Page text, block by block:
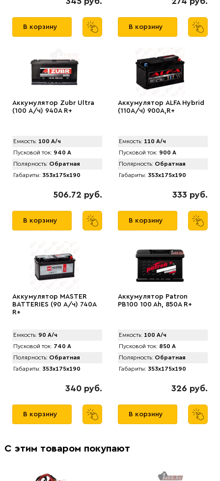
В корзину В корзину
Аккумулятор Zubr Ultra
(100 А/ч) 940А R+
Емкость: 100 А/ч
Пусковой ток: 940 А
Полярность: Обратная
Габариты: 353x175x190
506.72 руб.
В корзину
Аккумулятор ALFA Hybrid
(110А/ч) 900A,R+
Емкость: 110 А/ч
Пусковой ток: 900 А
Полярность: Обратная
Габариты: 353x175x190
333 руб.
В корзину
Аккумулятор MАSTER
BATTERIES (90 А/ч) 740A
R+
Емкость: 90 А/ч
Пусковой ток: 740 А
Полярность: Обратная
Габариты: 353x175x190
340 руб.
В корзину
Аккумулятор Patron
PB100 100 Ah, 850A R+
Емкость: 100 А/ч
Пусковой ток: 850 А
Полярность: Обратная
Габариты: 353x175x190
326 руб.
В корзину
С этим товаром покупают